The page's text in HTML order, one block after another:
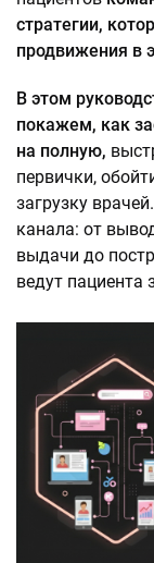
стратегии,
продвижения в
В этом
покажем, как
на полную,
первички,
загрузку
канала: от
выдачи до
ведут пациента